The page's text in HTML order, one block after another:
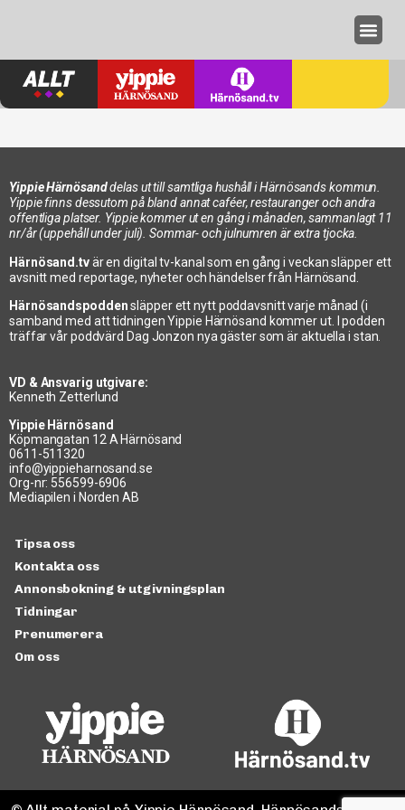
Yippie Härnösanddelas ut till samtliga hushåll i Härnösands kommun.
Yippie finns dessutom på bland annat caféer, restauranger och andra
offentliga platser. Yippie kommer ut en gång i månaden, sammanlagt 11
nr/år (uppehåll under juli). Sommar- och julnumren är extra tjocka.
Härnösand.tvär en digital tv-kanal som en gång i veckan släpper ett
avsnitt med reportage, nyheter och händelser från Härnösand.
Härnösandspoddensläpper ett nytt poddavsnitt varje månad (i
samband med att tidningen Yippie Härnösand kommer ut. I podden
träffar vår poddvärd Dag Jonzon nya gäster som är aktuella i stan.
VD & Ansvarig utgivare:
Kenneth Zetterlund
Yippie Härnösand
Köpmangatan 12 A Härnösand
0611-511320
info@yippieharnosand.se
Org-nr: 556599-6906
Mediapilen i Norden AB
Tipsa oss
Kontakta oss
Annonsbokning & utgivningsplan
Tidningar
Prenumerera
Om oss